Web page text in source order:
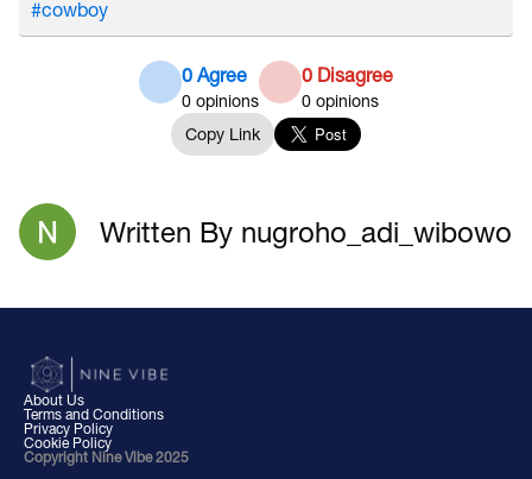
#cowboy
0 Agree
0 opinions
0 Disagree
0 opinions
Copy Link
Written By nugroho_adi_wibowo
About Us
Terms and Conditions
Privacy Policy
Cookie Policy
Copyright Nine Vibe 2025